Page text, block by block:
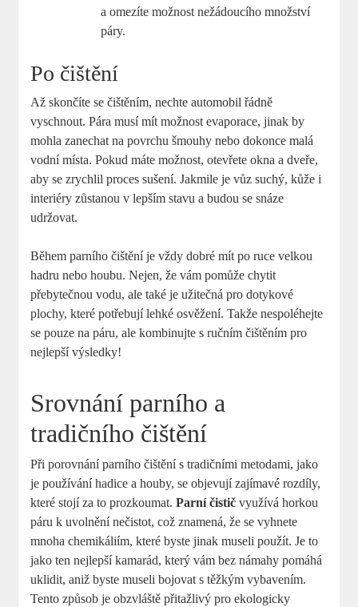
a omezíte možnost nežádoucího množství
páry.
Po čištění
Až skončíte se čištěním, nechte automobil řádně
vyschnout. Pára musí mít možnost evaporace, jinak by
mohla zanechat na povrchu šmouhy nebo dokonce malá
vodní místa. Pokud máte možnost, otevřete okna a dveře,
aby se zrychlil proces sušení. Jakmile je vůz suchý, kůže i
interiéry zůstanou v lepším stavu a budou se snáze
udržovat.
Během parního čištění je vždy dobré mít po ruce velkou
hadru nebo houbu. Nejen, že vám pomůže chytit
přebytečnou vodu, ale také je užitečná pro dotykové
plochy, které potřebují lehké osvěžení. Takže nespoléhejte
se pouze na páru, ale kombinujte s ručním čištěním pro
nejlepší výsledky!
Srovnání parního a
tradičního čištění
Při porovnání parního čištění s tradičními metodami, jako
je používání hadice a houby, se objevují zajímavé rozdíly,
které stojí za to prozkoumat.Parní čistič využívá horkou
páru k uvolnění nečistot, což znamená, že se vyhnete
mnoha chemikáliím, které byste jinak museli použít. Je to
jako ten nejlepší kamarád, který vám bez námahy pomáhá
uklidit, aniž byste museli bojovat s těžkým vybavením.
Tento způsob je obzvláště přitažlivý pro ekologicky